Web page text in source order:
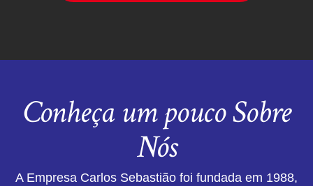
Conheça um pouco Sobre
Nós
A Empresa Carlos Sebastião foi fundada em 1988,